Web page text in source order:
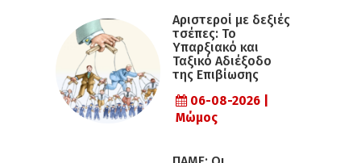
Αριστεροί με δεξιές
τσέπες: Το
Υπαρξιακό και
Ταξικό Αδιέξοδο
της Επιβίωσης
06-08-2026 |
Μώμος